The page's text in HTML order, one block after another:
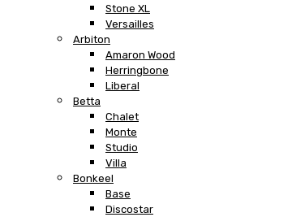
Stone XL
Versailles
Arbiton
Amaron Wood
Herringbone
Liberal
Betta
Chalet
Monte
Studio
Villa
Bonkeel
Base
Discostar